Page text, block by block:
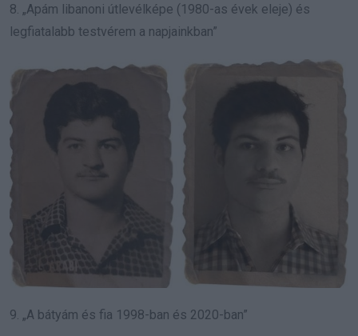
8. „Apám libanoni útlevélképe (1980-as évek eleje) és
legfiatalabb testvérem a napjainkban”
9. „A bátyám és fia 1998-ban és 2020-ban”